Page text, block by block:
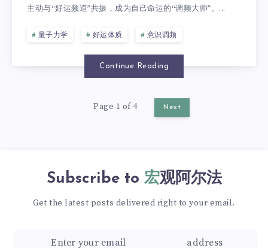
主动与“好运频道”共振，成为自己命运的“调频大师”。...
量子力学 好运体质 意识调频
Continue Reading
Page 1 of 4 Next
Subscribe to 宏观阿尔法
Get the latest posts delivered right to your email.